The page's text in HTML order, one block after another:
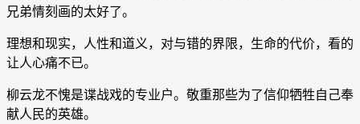
兄弟情刻画的太好了。
理想和现实，人性和道义，对与错的界限，生命的代价，看的
让人心痛不已。
柳云龙不愧是谍战戏的专业户。敬重那些为了信仰牺牲自己奉
献人民的英雄。